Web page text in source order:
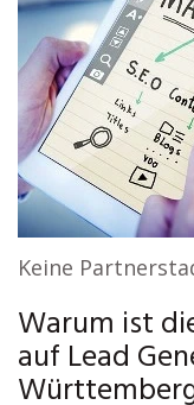
Keine
Warum ist
auf Lead